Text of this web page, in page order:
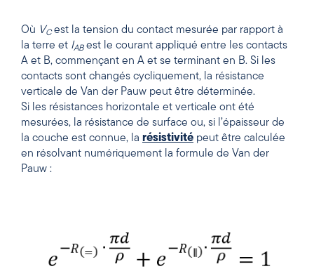
Où VCest la tension du contact mesurée par rapport à
la terre et IABest le courant appliqué entre les contacts
A et B, commençant en A et se terminant en B. Si les
contacts sont changés cycliquement, la résistance
verticale de Van der Pauw peut être déterminée.
Si les résistances horizontale et verticale ont été
mesurées, la résistance de surface ou, si l’épaisseur de
la couche est connue, la résistivité peut être calculée
en résolvant numériquement la formule de Van der
Pauw :